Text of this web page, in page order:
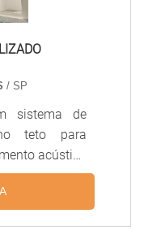
/ SP
sistema de
teto para
acústico
instalações
Pode ser